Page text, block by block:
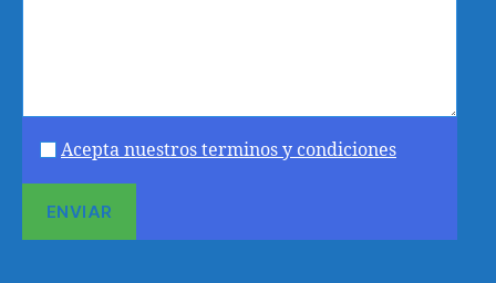
Acepta nuestros terminos y condiciones